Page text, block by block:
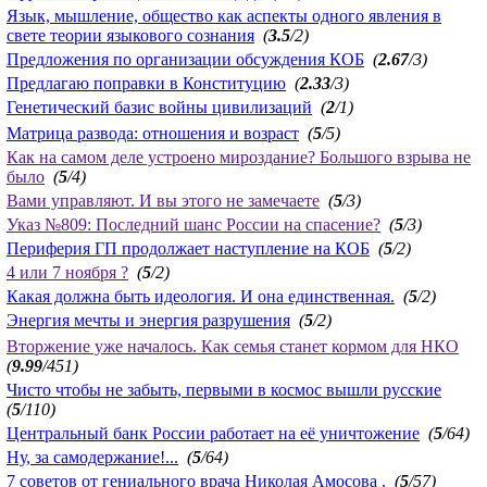
Язык, мышление, общество как аспекты одного явления в
свете теории языкового сознания (3.5/2)
Предложения по организации обсуждения КОБ (2.67/3)
Предлагаю поправки в Конституцию (2.33/3)
Генетический базис войны цивилизаций (2/1)
Матрица развода: отношения и возраст (5/5)
Как на самом деле устроено мироздание? Большого взрыва не
было (5/4)
Вами управляют. И вы этого не замечаете (5/3)
Указ №809: Последний шанс России на спасение? (5/3)
Периферия ГП продолжает наступление на КОБ (5/2)
4 или 7 ноября ? (5/2)
Какая должна быть идеология. И она единственная. (5/2)
Энергия мечты и энергия разрушения (5/2)
Вторжение уже началось. Как семья станет кормом для НКО
(9.99/451)
Чисто чтобы не забыть, первыми в космос вышли русские
(5/110)
Центральный банк России работает на её уничтожение (5/64)
Ну, за самодержание!... (5/64)
7 советов от гениального врача Николая Амосова . (5/57)